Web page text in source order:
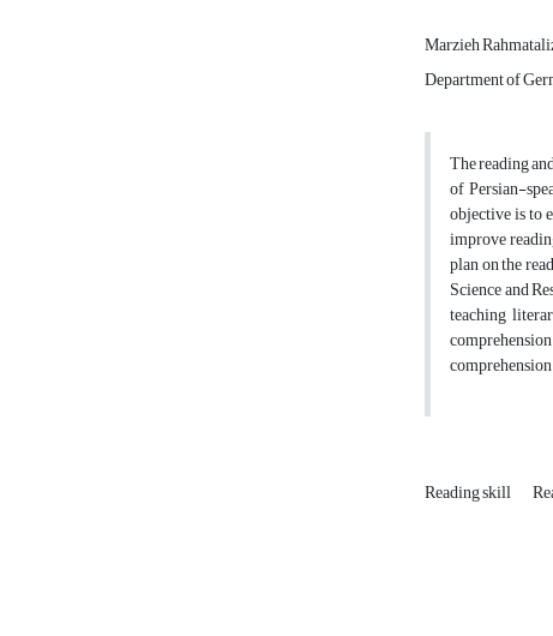
Marzieh
Department of
The reading
of Persian-
objective is to
improve
plan on the
Science and
teaching
Reading skill